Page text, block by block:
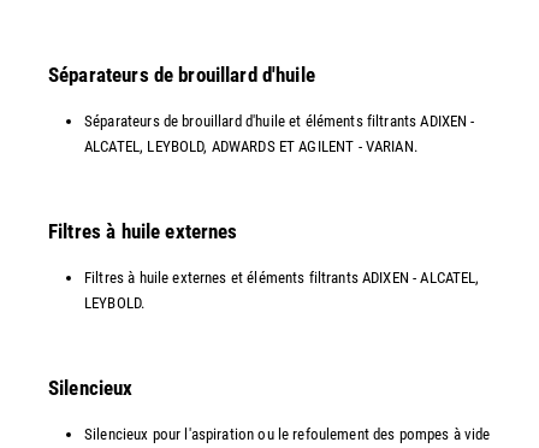
Séparateurs de brouillard d'huile
Séparateurs de brouillard d'huile et éléments filtrants ADIXEN -
ALCATEL, LEYBOLD, ADWARDS ET AGILENT - VARIAN.
Filtres à huile externes
Filtres à huile externes et éléments filtrants ADIXEN - ALCATEL,
LEYBOLD.
Silencieux
Silencieux pour l'aspiration ou le refoulement des pompes à vide